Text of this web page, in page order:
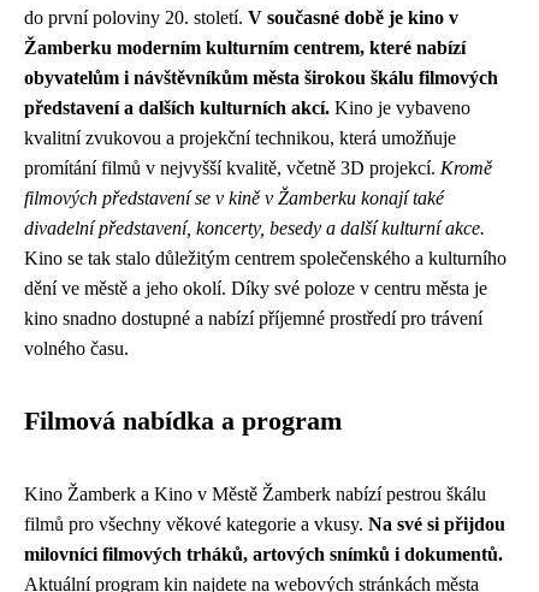
do první poloviny 20. století. V současné době je kino v
Žamberku moderním kulturním centrem, které nabízí
obyvatelům i návštěvníkům města širokou škálu filmových
představení a dalších kulturních akcí. Kino je vybaveno
kvalitní zvukovou a projekční technikou, která umožňuje
promítání filmů v nejvyšší kvalitě, včetně 3D projekcí. Kromě
filmových představení se v kině v Žamberku konají také
divadelní představení, koncerty, besedy a další kulturní akce.
Kino se tak stalo důležitým centrem společenského a kulturního
dění ve městě a jeho okolí. Díky své poloze v centru města je
kino snadno dostupné a nabízí příjemné prostředí pro trávení
volného času.
Filmová nabídka a program
Kino Žamberk a Kino v Městě Žamberk nabízí pestrou škálu
filmů pro všechny věkové kategorie a vkusy. Na své si přijdou
milovníci filmových trháků, artových snímků i dokumentů.
Aktuální program kin najdete na webových stránkách města